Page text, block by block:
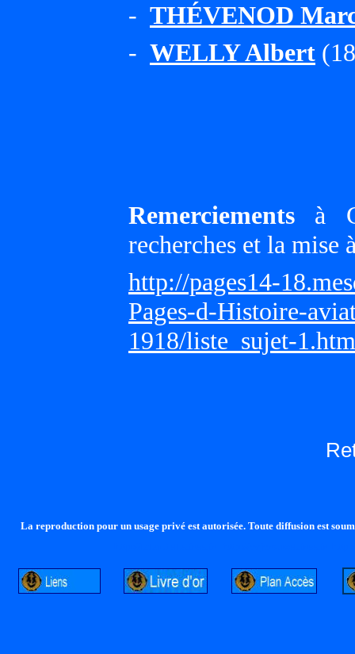
- THÉVENOD
- WELLY Albert
Remerciements à
recherches et la mise
http://pages14-
Pages-d-Histoire-
1918/liste_sujet-1.htm
La reproduction pour un usage privé est autorisée. Toute diffusion est